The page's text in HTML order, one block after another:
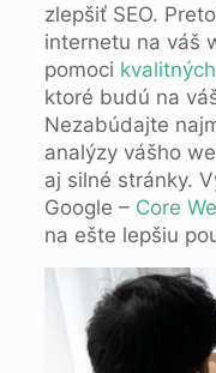
zlepšiť SEO.
internetu na váš
pomoci
ktoré budú na
Nezabúdajte
analýzy vášho
aj silné stránky.
Google – Core
na ešte lepšiu